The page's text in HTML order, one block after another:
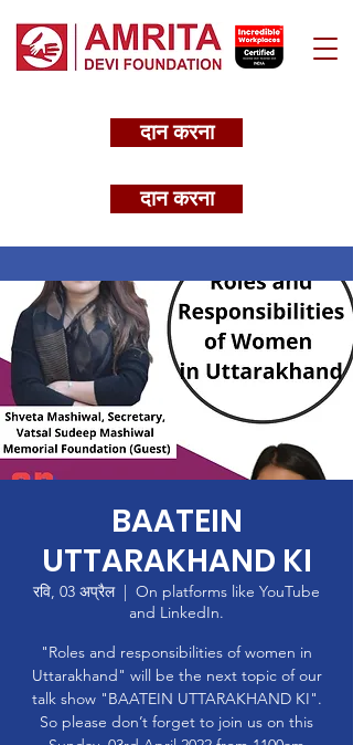
दान करना
दान करना
BAATEIN
UTTARAKHAND KI
रवि, 03 अप्रैल
  |
On platforms like YouTube
and LinkedIn.
"Roles and responsibilities of women in
Uttarakhand" will be the next topic of our
talk show "BAATEIN UTTARAKHAND KI".
So please don’t forget to join us on this